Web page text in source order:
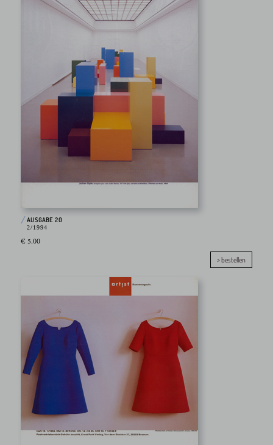
AUSGABE 20
2/1994
€ 5.00
> bestellen